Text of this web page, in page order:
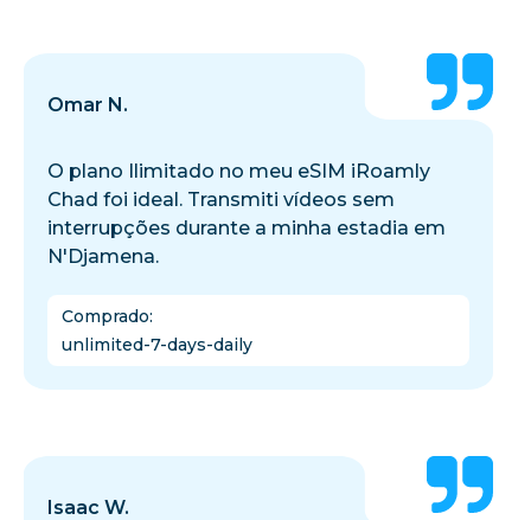
Omar N.
O plano Ilimitado no meu eSIM iRoamly
Chad foi ideal. Transmiti vídeos sem
interrupções durante a minha estadia em
N'Djamena.
Comprado:
unlimited-7-days-daily
Isaac W.